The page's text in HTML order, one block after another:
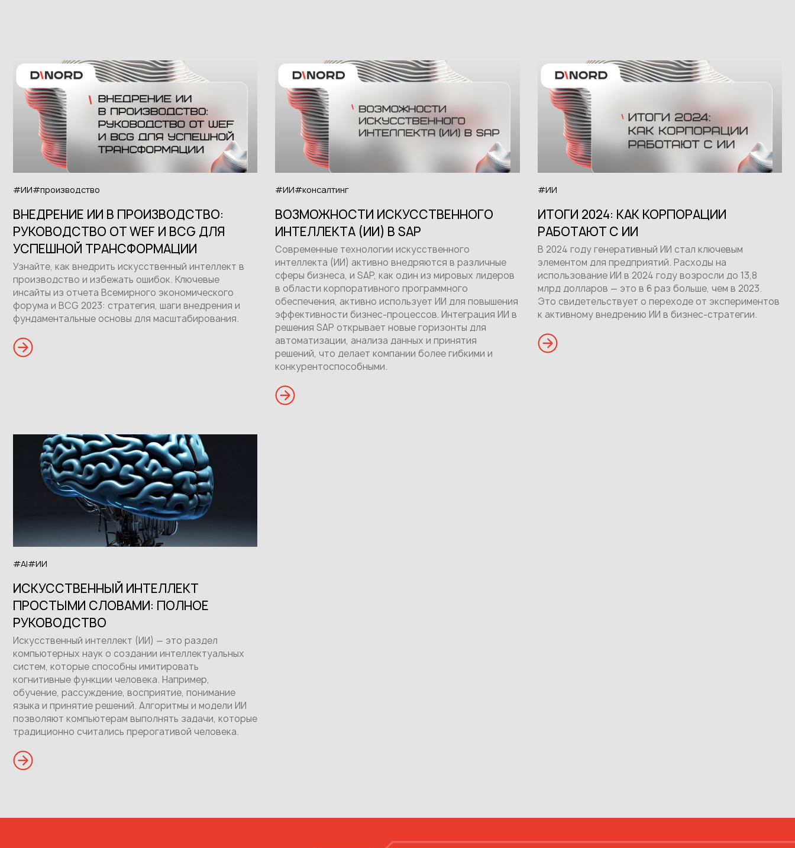
#ИИ#производство
ВНЕДРЕНИЕ ИИ В ПРОИЗВОДСТВО:
РУКОВОДСТВО ОТ WEF И BCG ДЛЯ
УСПЕШНОЙ ТРАНСФОРМАЦИИ
Узнайте, как внедрить искусственный интеллект в
производство и избежать ошибок. Ключевые
инсайты из отчета Всемирного экономического
форума и BCG 2023: стратегия, шаги внедрения и
фундаментальные основы для масштабирования.
#ИИ#консалтинг
ВОЗМОЖНОСТИ ИСКУССТВЕННОГО
ИНТЕЛЛЕКТА (ИИ) В SAP
Современные технологии искусственного
интеллекта (ИИ) активно внедряются в различные
сферы бизнеса, и SAP, как один из мировых лидеров
в области корпоративного программного
обеспечения, активно использует ИИ для повышения
эффективности бизнес-процессов. Интеграция ИИ в
решения SAP открывает новые горизонты для
автоматизации, анализа данных и принятия
решений, что делает компании более гибкими и
конкурентоспособными.
#ИИ
ИТОГИ 2024: КАК КОРПОРАЦИИ
РАБОТАЮТ С ИИ
В 2024 году генеративный ИИ стал ключевым
элементом для предприятий. Расходы на
использование ИИ в 2024 году возросли до 13,8
млрд долларов — это в 6 раз больше, чем в 2023.
Это свидетельствует о переходе от экспериментов
к активному внедрению ИИ в бизнес-стратегии.
#AI#ИИ
ИСКУССТВЕННЫЙ ИНТЕЛЛЕКТ
ПРОСТЫМИ СЛОВАМИ: ПОЛНОЕ
РУКОВОДСТВО
Искусственный интеллект (ИИ) — это раздел
компьютерных наук о создании интеллектуальных
систем, которые способны имитировать
когнитивные функции человека. Например,
обучение, рассуждение, восприятие, понимание
языка и принятие решений. Алгоритмы и модели ИИ
позволяют компьютерам выполнять задачи, которые
традиционно считались прерогативой человека.